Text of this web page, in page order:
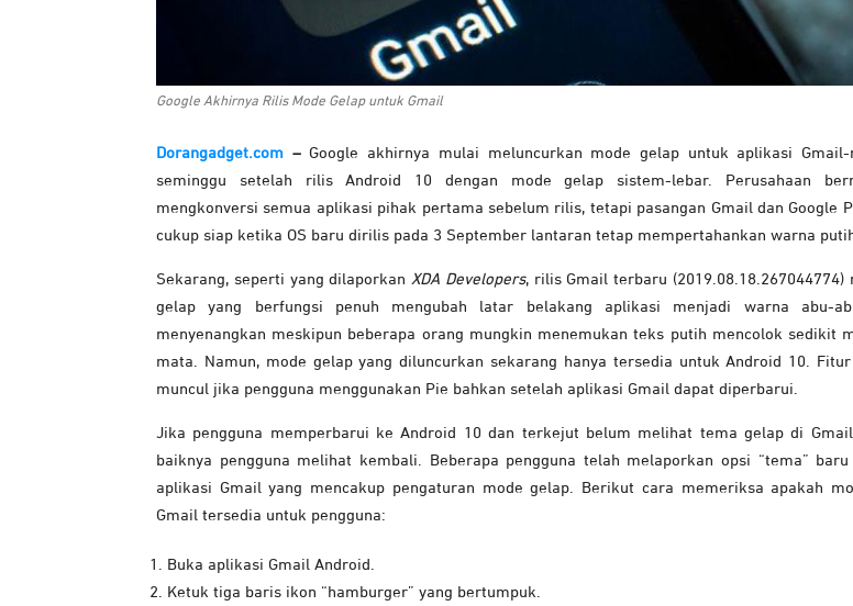
Google Akhirnya Rilis Mode Gelap untuk Gmail
Dorangadget.com –Google akhirnya mulai meluncurkan mode gelap untuk aplikasi
seminggu setelah rilis Android 10 dengan mode gelap sistem-lebar. Perusahaan
mengkonversi semua aplikasi pihak pertama sebelum rilis, tetapi pasangan Gmail dan Google
cukup siap ketika OS baru dirilis pada 3 September lantaran tetap mempertahankan warna
Sekarang, seperti yang dilaporkan XDA Developers, rilis Gmail terbaru
gelap yang berfungsi penuh mengubah latar belakang aplikasi menjadi warna abu-
menyenangkan meskipun beberapa orang mungkin menemukan teks putih mencolok sedikit
mata. Namun, mode gelap yang diluncurkan sekarang hanya tersedia untuk Android 10.
muncul jika pengguna menggunakan Pie bahkan setelah aplikasi Gmail dapat diperbarui.
Jika pengguna memperbarui ke Android 10 dan terkejut belum melihat tema gelap di
baiknya pengguna melihat kembali. Beberapa pengguna telah melaporkan opsi “tema”
aplikasi Gmail yang mencakup pengaturan mode gelap. Berikut cara memeriksa apakah
Gmail tersedia untuk pengguna:
Buka aplikasi Gmail Android.
Ketuk tiga baris ikon “hamburger” yang bertumpuk.